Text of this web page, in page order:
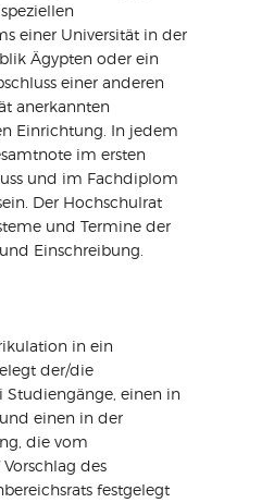
einer Universität in der
Ägypten oder ein
einer anderen
anerkannten
Einrichtung. In jedem
im ersten
und im Fachdiplom
Der Hochschulrat
und Termine der
Einschreibung.
in ein
der/die
Studiengänge, einen in
einen in der
die vom
des
festgelegt